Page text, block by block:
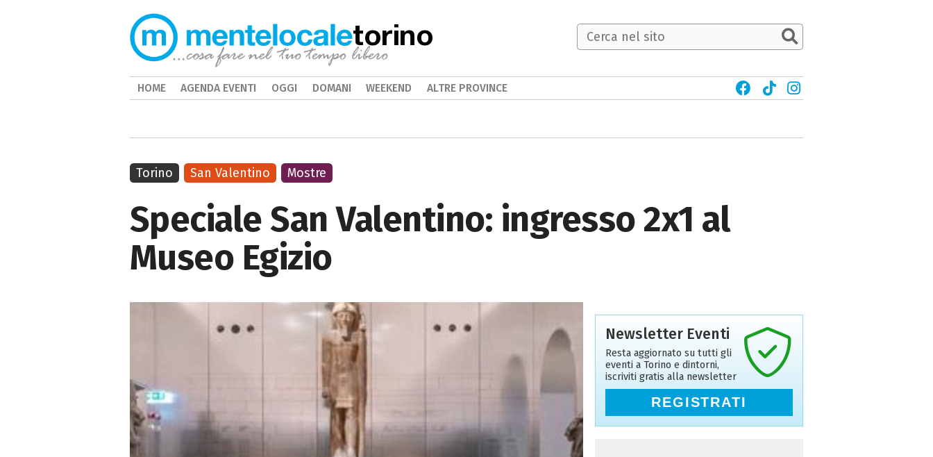
Speciale San Valentino: ingresso 2x1 al
Museo Egizio
Torino San Valentino Mostre
Newsletter Eventi
Resta aggiornato su tutti gli
eventi a Torino e dintorni,
iscriviti gratis alla newsletter
REGISTRATI
torino
HOME AGENDA EVENTI OGGI DOMANI WEEKEND ALTRE PROVINCE